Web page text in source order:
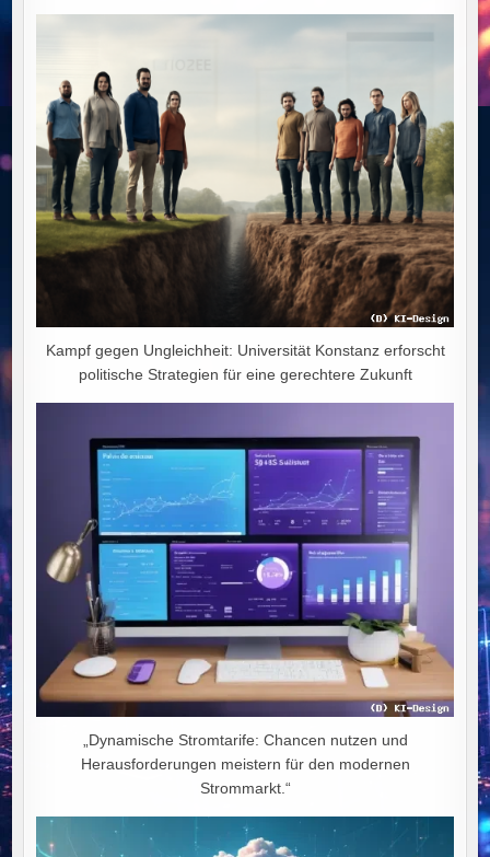
Kampf gegen Ungleichheit: Universität Konstanz erforscht
politische Strategien für eine gerechtere Zukunft
„Dynamische Stromtarife: Chancen nutzen und
Herausforderungen meistern für den modernen
Strommarkt.“